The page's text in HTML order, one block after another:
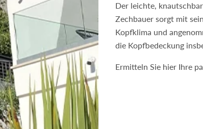
Der leichte,
Zechbauer sorgt mit
Kopfklima und
die Kopfbedeckung
Ermitteln Sie hier Ihre